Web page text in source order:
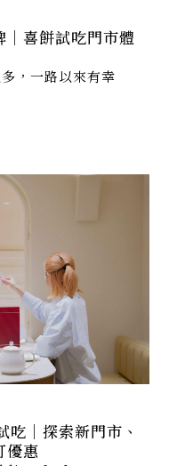
喜餅試吃門市體
，一路以來有幸
｜探索新門市、
優惠